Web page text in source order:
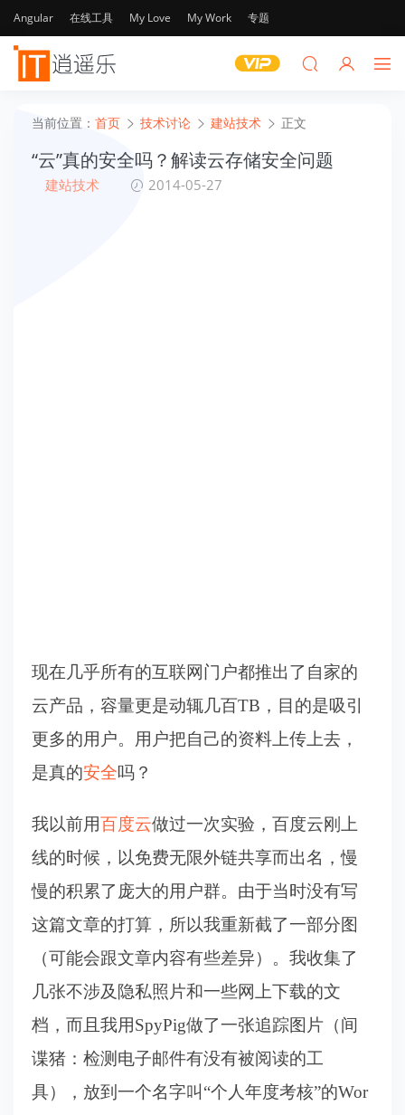
Angular 在线工具 My Love My Work 专题
当前位置： 首页 技术讨论 建站技术 正文
“云”真的安全吗？解读云存储安全问题
建站技术 2014-05-27
现在几乎所有的互联网门户都推出了自家的
云产品，容量更是动辄几百TB，目的是吸引
更多的用户。用户把自己的资料上传上去，
是真的安全吗？
我以前用百度云做过一次实验，百度云刚上
线的时候，以免费无限外链共享而出名，慢
慢的积累了庞大的用户群。由于当时没有写
这篇文章的打算，所以我重新截了一部分图
（可能会跟文章内容有些差异）。我收集了
几张不涉及隐私照片和一些网上下载的文
档，而且我用SpyPig做了一张追踪图片（间
谍猪：检测电子邮件有没有被阅读的工
具），放到一个名字叫“个人年度考核”的Wor